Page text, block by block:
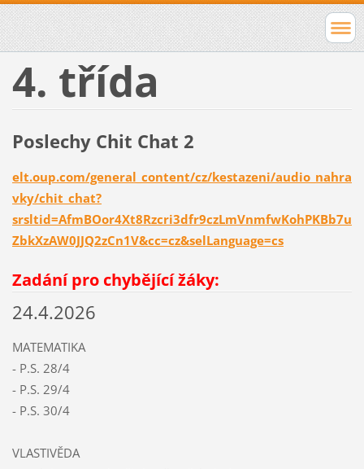
4. třída
Poslechy Chit Chat 2
elt.oup.com/general_content/cz/kestazeni/audio_nahra
vky/chit_chat?
srsltid=AfmBOor4Xt8Rzcri3dfr9czLmVnmfwKohPKBb7u
ZbkXzAW0JJQ2zCn1V&cc=cz&selLanguage=cs
Zadání pro chybějící žáky:
24.4.2026
MATEMATIKA
- P.S. 28/4
- P.S. 29/4
- P.S. 30/4
VLASTIVĚDA